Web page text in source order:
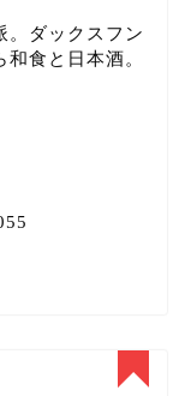
。ダックスフン
食と日本酒。